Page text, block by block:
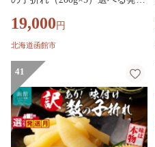
歯ごたえ 抜群 おつまみ トッピ
ング 数の子 魚卵 ごはんのお供
品 冷凍 グルメ お取り寄せ お取
り寄せグルメ 北海道 函館市 送
料無料_HD109-020-10
19,000 円
北海道函館市
41